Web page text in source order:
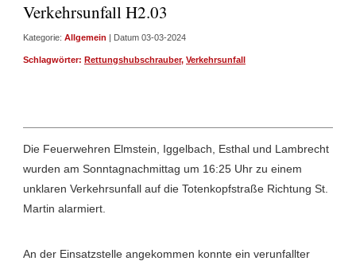
Verkehrsunfall H2.03
Kategorie: Allgemein | Datum 03-03-2024
Schlagwörter: Rettungshubschrauber, Verkehrsunfall
Die Feuerwehren Elmstein, Iggelbach, Esthal und Lambrecht
wurden am Sonntagnachmittag um 16:25 Uhr zu einem
unklaren Verkehrsunfall auf die Totenkopfstraße Richtung St.
Martin alarmiert.
An der Einsatzstelle angekommen konnte ein verunfallter